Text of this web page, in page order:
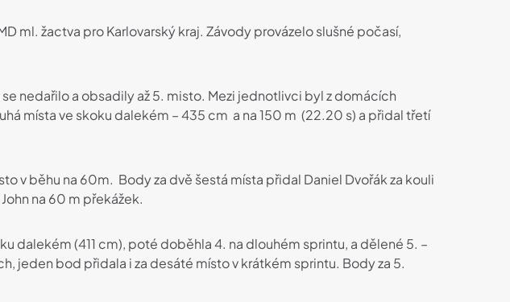
ml. žactva pro Karlovarský kraj. Závody provázelo slušné počasí,
nedařilo a obsadily až 5. misto. Mezi jednotlivci byl z domácích
místa ve skoku dalekém – 435 cm a na 150 m (22.20 s) a přidal třetí
v běhu na 60m. Body za dvě šestá místa přidal Daniel Dvořák za kouli
na 60 m překážek.
dalekém (411 cm), poté doběhla 4. na dlouhém sprintu, a dělené 5. –
jeden bod přidala i za desáté místo v krátkém sprintu. Body za 5.